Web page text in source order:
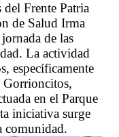
Frente Patria
de Salud Irma
de las
La actividad
específicamente
en el Parque
iniciativa surge
comunidad.